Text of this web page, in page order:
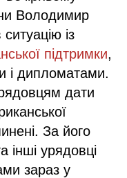
Володимир
із
підтримки,
і дипломатами.
дати
За його
інші урядовці
зараз у